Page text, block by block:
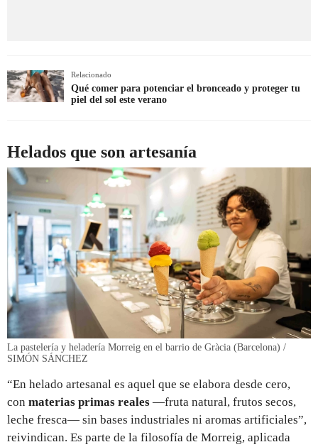
Relacionado
Qué comer para potenciar el bronceado y proteger tu
piel del sol este verano
Helados que son artesanía
La pastelería y heladería Morreig en el barrio de Gràcia (Barcelona) /
SIMÓN SÁNCHEZ
“En helado artesanal es aquel que se elabora desde cero,
con materias primas reales —fruta natural, frutos secos,
leche fresca— sin bases industriales ni aromas artificiales”,
reivindican. Es parte de la filosofía de Morreig, aplicada